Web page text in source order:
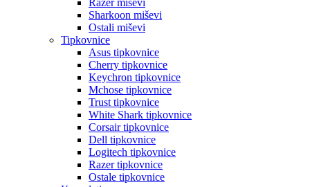
Razer miševi
Sharkoon miševi
Ostali miševi
Tipkovnice
Asus tipkovnice
Cherry tipkovnice
Keychron tipkovnice
Mchose tipkovnice
Trust tipkovnice
White Shark tipkovnice
Corsair tipkovnice
Dell tipkovnice
Logitech tipkovnice
Razer tipkovnice
Ostale tipkovnice